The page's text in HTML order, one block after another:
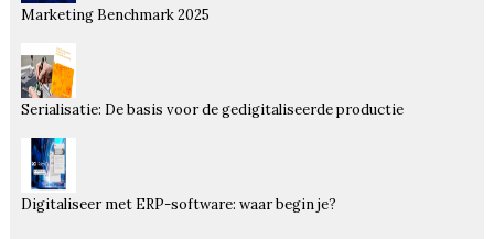
Marketing Benchmark 2025
Serialisatie: De basis voor de gedigitaliseerde productie
Digitaliseer met ERP-software: waar begin je?